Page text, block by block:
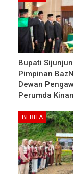
Bupati
Pimpinan
Dewan
Perumda
BERITA